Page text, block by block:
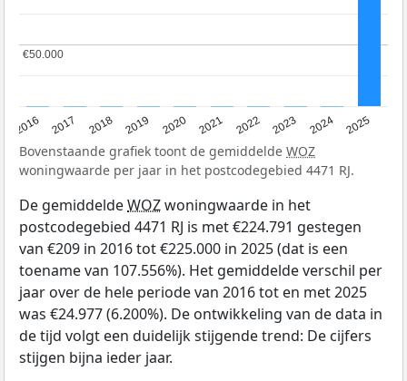
2016 2017 2018 2019 2020 2021 2022 2023 2024 2025
€50.000
€50.000
Bovenstaande grafiek toont de gemiddelde WOZ
woningwaarde per jaar in het postcodegebied 4471 RJ.
De gemiddeldeWOZwoningwaarde in het
postcodegebied 4471 RJ is met €224.791 gestegen
van €209 in 2016 tot €225.000 in 2025 (dat is een
toename van 107.556%). Het gemiddelde verschil per
jaar over de hele periode van 2016 tot en met 2025
was €24.977 (6.200%). De ontwikkeling van de data in
de tijd volgt een duidelijk stijgende trend: De cijfers
stijgen bijna ieder jaar.